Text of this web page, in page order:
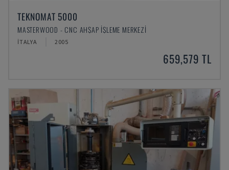
TEKNOMAT 5000
MASTERWOOD - CNC AHŞAP İŞLEME MERKEZI
İTALYA 2005
659,579 TL